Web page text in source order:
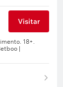
Visitar